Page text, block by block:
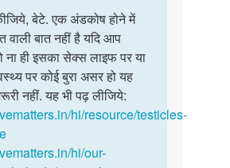
बेटे. एक अंडकोष होने में
वाली बात नहीं है यदि आप
ना ही इसका सेक्स लाइफ पर या
पर कोई बुरा असर हो यह
नहीं. यह भी पढ़ लीजिये:
hi/resource/testicles-
hi/our-